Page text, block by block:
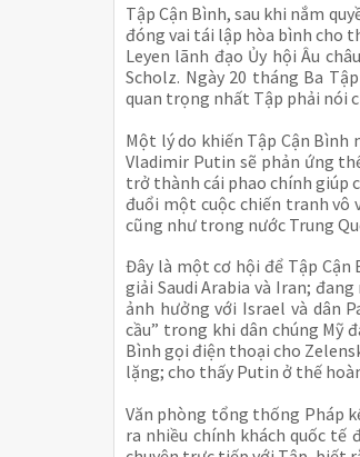
Tập Cận Bình, sau khi nắm
đóng vai tái lập hòa bình cho
Leyen lãnh đạo Ủy hội Âu
Scholz. Ngày 20 tháng Ba
quan trọng nhất Tập phải nói
Một lý do khiến Tập Cận
Vladimir Putin sẽ phản ứng
trở thành cái phao chính giúp
đuổi một cuộc chiến tranh
cũng như trong nước Trung
Đây là một cơ hội để Tập
giải Saudi Arabia và Iran;
ảnh hưởng với Israel và dân
cầu” trong khi dân chúng Mỹ
Bình gọi điện thoại cho
lặng; cho thấy Putin ở thế
Văn phòng tổng thống Pháp
ra nhiều chính khách quốc tế